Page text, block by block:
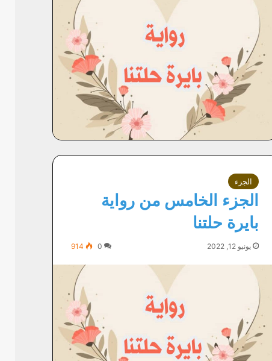
الجزء
الجزء الخامس من رواية
بايرة حلتنا
يونيو 12, 2022 0
914